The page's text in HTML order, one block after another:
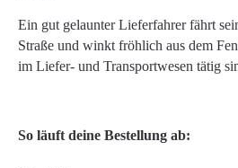
Ein gut gelaunter Lieferfahrer fährt
Straße und winkt fröhlich aus dem
im Liefer- und Transportwesen tätig
So läuft deine Bestellung ab: